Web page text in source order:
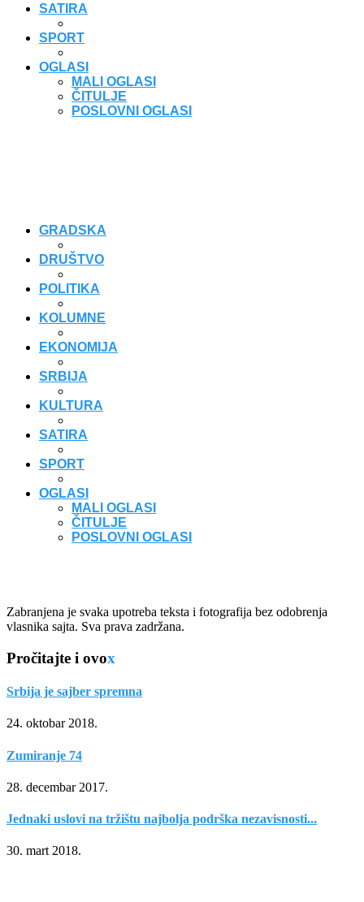
SATIRA
SPORT
OGLASI
MALI OGLASI
ČITULJE
POSLOVNI OGLASI
GRADSKA
DRUŠTVO
POLITIKA
KOLUMNE
EKONOMIJA
SRBIJA
KULTURA
SATIRA
SPORT
OGLASI
MALI OGLASI
ČITULJE
POSLOVNI OGLASI
Zabranjena je svaka upotreba teksta i fotografija bez odobrenja
vlasnika sajta. Sva prava zadržana.
Pročitajte i ovox
Srbija je sajber spremna
24. oktobar 2018.
Zumiranje 74
28. decembar 2017.
Jednaki uslovi na tržištu najbolja podrška nezavisnosti...
30. mart 2018.